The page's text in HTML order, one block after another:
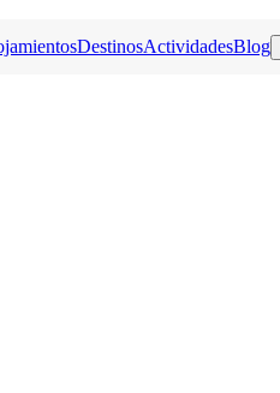
DestinosActividadesBlog